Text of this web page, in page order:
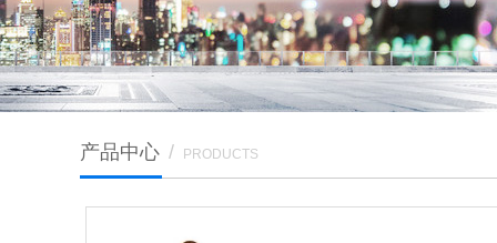
产品中心 / PRODUCTS